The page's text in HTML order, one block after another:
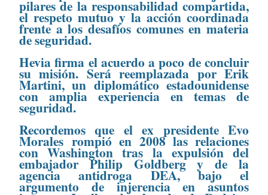
pilares de la responsabilidad compartida,
el respeto mutuo y la acción coordinada
frente a los desafíos comunes en materia
de seguridad.
Hevia firma el acuerdo a poco de concluir
su misión. Será reemplazada por Erik
Martini, un diplomático estadounidense
con amplia experiencia en temas de
seguridad.
Recordemos que el ex presidente Evo
Morales rompió en 2008 las relaciones
con Washington tras la expulsión del
embajador Philip Goldberg y de la
agencia antidroga DEA, bajo el
argumento de injerencia en asuntos